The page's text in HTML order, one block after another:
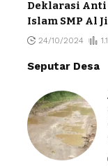
Deklarasi Anti
Islam SMP Al
24/10/2024
Seputar Desa